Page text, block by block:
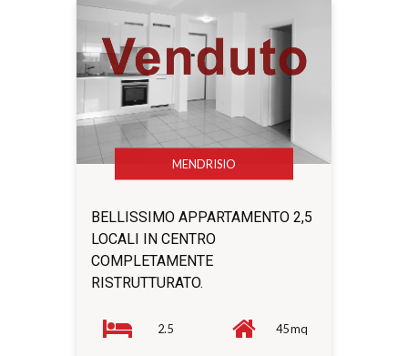
MENDRISIO
BELLISSIMO APPARTAMENTO 2,5
LOCALI IN CENTRO
COMPLETAMENTE
RISTRUTTURATO.
2.5 45 mq